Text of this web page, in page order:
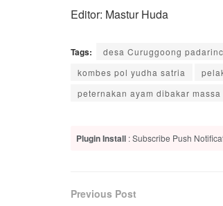
Editor: Mastur Huda
Tags: desa Curuggoong
kombes pol yudha satria
peternakan ayam dibakar massa
Plugin Install : Subscribe Push
Previous Post